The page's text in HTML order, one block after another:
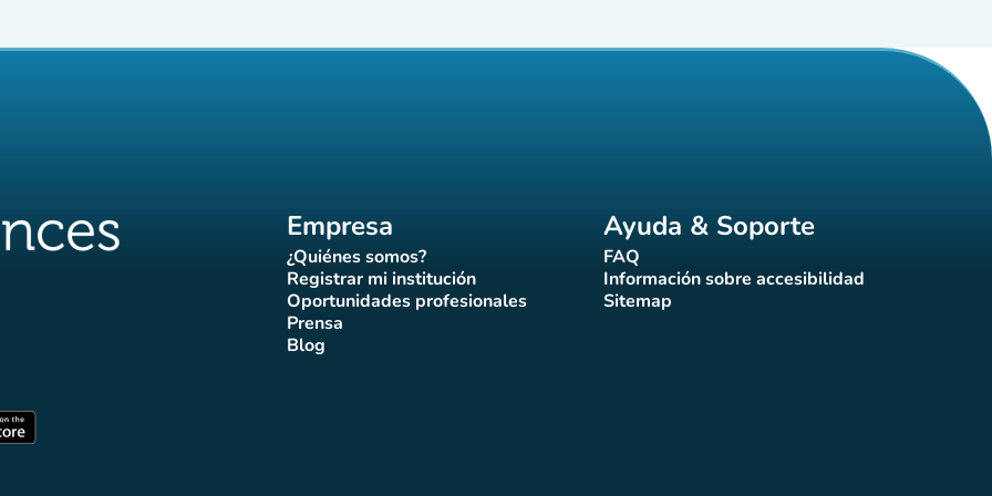
pestaña)
Empresa
¿Quiénes somos?
(nueva pestaña)
Registrar mi institución
(nueva pestaña)
Oportunidades profesionales
(nueva pestaña)
Prensa(nueva pestaña)
Blog(nueva pestaña)
Ayuda & Soporte
FAQ(nueva pestaña)
Información sobre accesibilidad
(nueva pestaña)
Sitemap(nueva pestaña)